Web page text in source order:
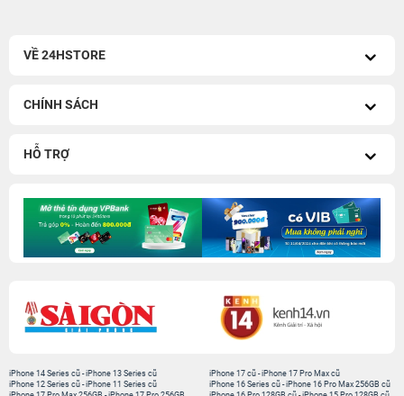
VỀ 24HSTORE
CHÍNH SÁCH
HỖ TRỢ
iPhone 14 Series cũ -iPhone 13 Series cũ
iPhone 12 Series cũ -iPhone 11 Series cũ
iPhone 17 cũ-iPhone 17 Pro Max cũ
iPhone 16 Series cũ- iPhone 16 Pro Max 256GB cũ